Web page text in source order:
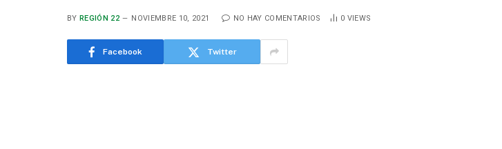
BY REGIÓN 22 NOVIEMBRE 10, 2021 NO HAY COMENTARIOS 0 VIEWS
Facebook Twitter